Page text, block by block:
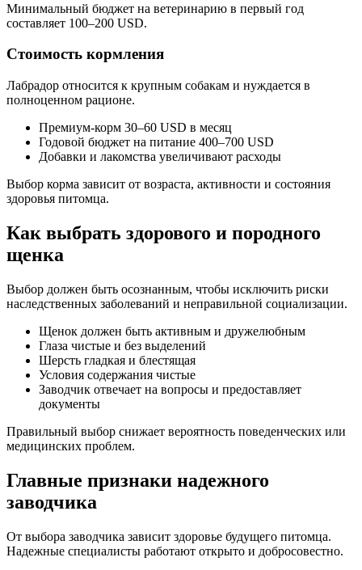
Минимальный бюджет на ветеринарию в первый год
составляет 100–200 USD.
Стоимость кормления
Лабрадор относится к крупным собакам и нуждается в
полноценном рационе.
Премиум-корм 30–60 USD в месяц
Годовой бюджет на питание 400–700 USD
Добавки и лакомства увеличивают расходы
Выбор корма зависит от возраста, активности и состояния
здоровья питомца.
Как выбрать здорового и породного
щенка
Выбор должен быть осознанным, чтобы исключить риски
наследственных заболеваний и неправильной социализации.
Щенок должен быть активным и дружелюбным
Глаза чистые и без выделений
Шерсть гладкая и блестящая
Условия содержания чистые
Заводчик отвечает на вопросы и предоставляет
документы
Правильный выбор снижает вероятность поведенческих или
медицинских проблем.
Главные признаки надежного
заводчика
От выбора заводчика зависит здоровье будущего питомца.
Надежные специалисты работают открыто и добросовестно.